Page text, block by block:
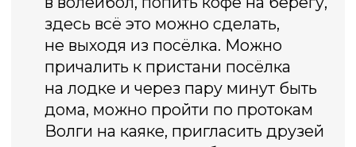
Посмотреть дома